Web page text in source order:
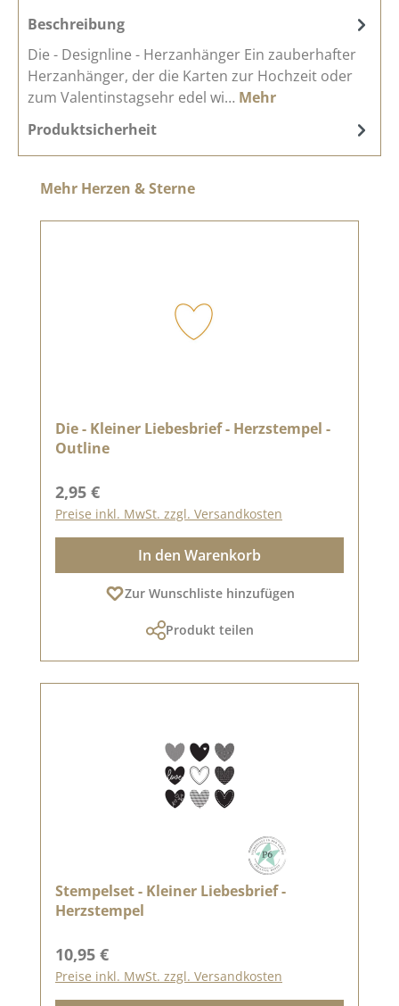
Beschreibung
Die - Designline - Herzanhänger Ein zauberhafter
Herzanhänger, der die Karten zur Hochzeit oder
zum Valentinstagsehr edel wi… Mehr
Produktsicherheit
Produktgalerie überspringen
Mehr Herzen & Sterne
Die - Kleiner Liebesbrief - Herzstempel -
Outline
Regulärer Preis:
2,95 €
Preise inkl. MwSt. zzgl. Versandkosten
In den Warenkorb
Zur Wunschliste hinzufügen
Produkt teilen
Stempelset - Kleiner Liebesbrief -
Herzstempel
Regulärer Preis:
10,95 €
Preise inkl. MwSt. zzgl. Versandkosten